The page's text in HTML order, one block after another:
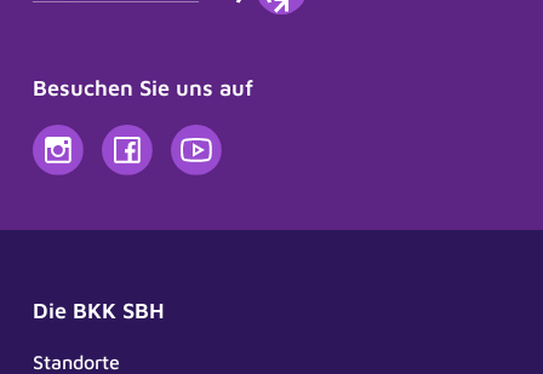
Besuchen Sie uns auf
Die BKK SBH
Standorte